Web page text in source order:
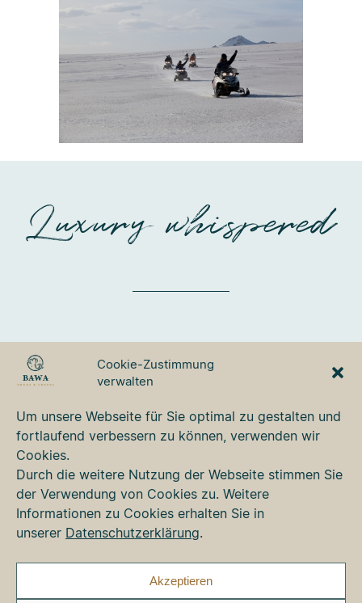
Cookie-Zustimmung
verwalten
Um unsere Webseite für Sie optimal zu gestalten und
fortlaufend verbessern zu können, verwenden wir
Cookies.
Durch die weitere Nutzung der Webseite stimmen Sie
der Verwendung von Cookies zu. Weitere
Informationen zu Cookies erhalten Sie in
unserer Datenschutzerklärung.
Akzeptieren
Luxury whispered
GmbH
Tel. +49 8331 76 42 49
bawa@bawa.de
www.bawa.de
Kontakt
Newsletter
Datenschutz